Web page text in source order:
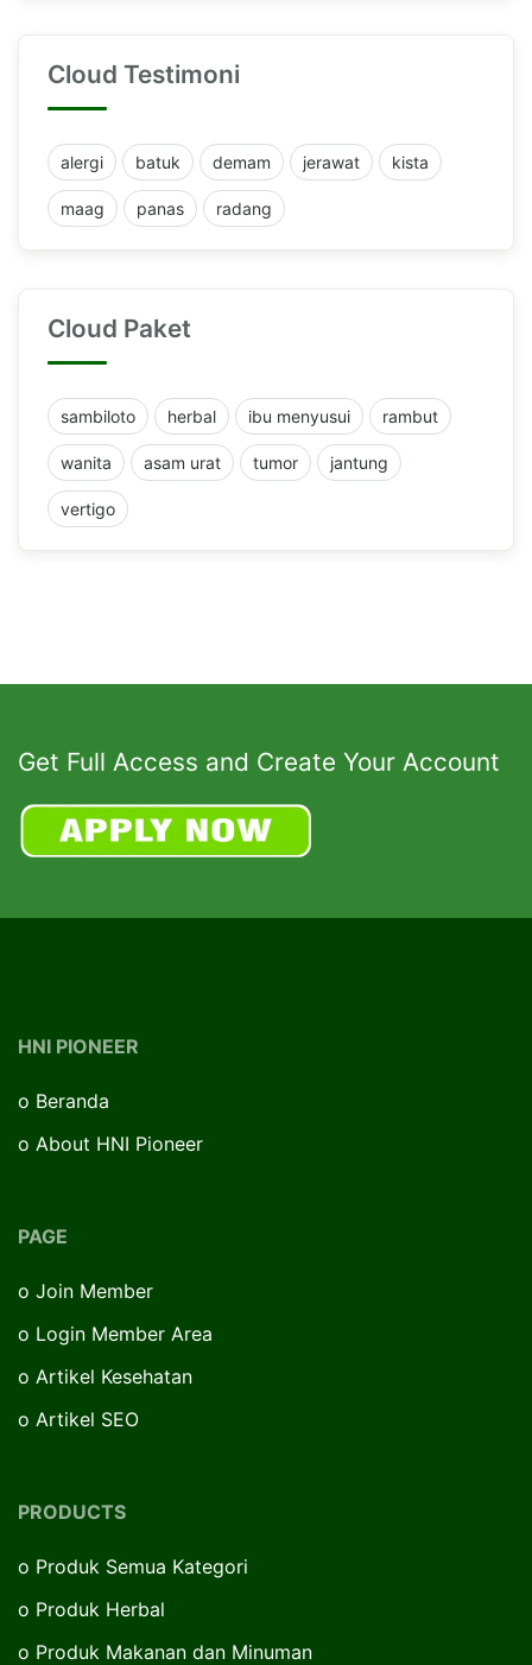
Cloud Testimoni
alergi batuk demam jerawat kista
maag panas radang
Cloud Paket
sambiloto herbal ibu menyusui rambut
wanita asam urat tumor jantung
vertigo
Get Full Access and Create Your Account
HNI PIONEER
o Beranda
o About HNI Pioneer
PAGE
o Join Member
o Login Member Area
o Artikel Kesehatan
o Artikel SEO
PRODUCTS
o Produk Semua Kategori
o Produk Herbal
o Produk Makanan dan Minuman